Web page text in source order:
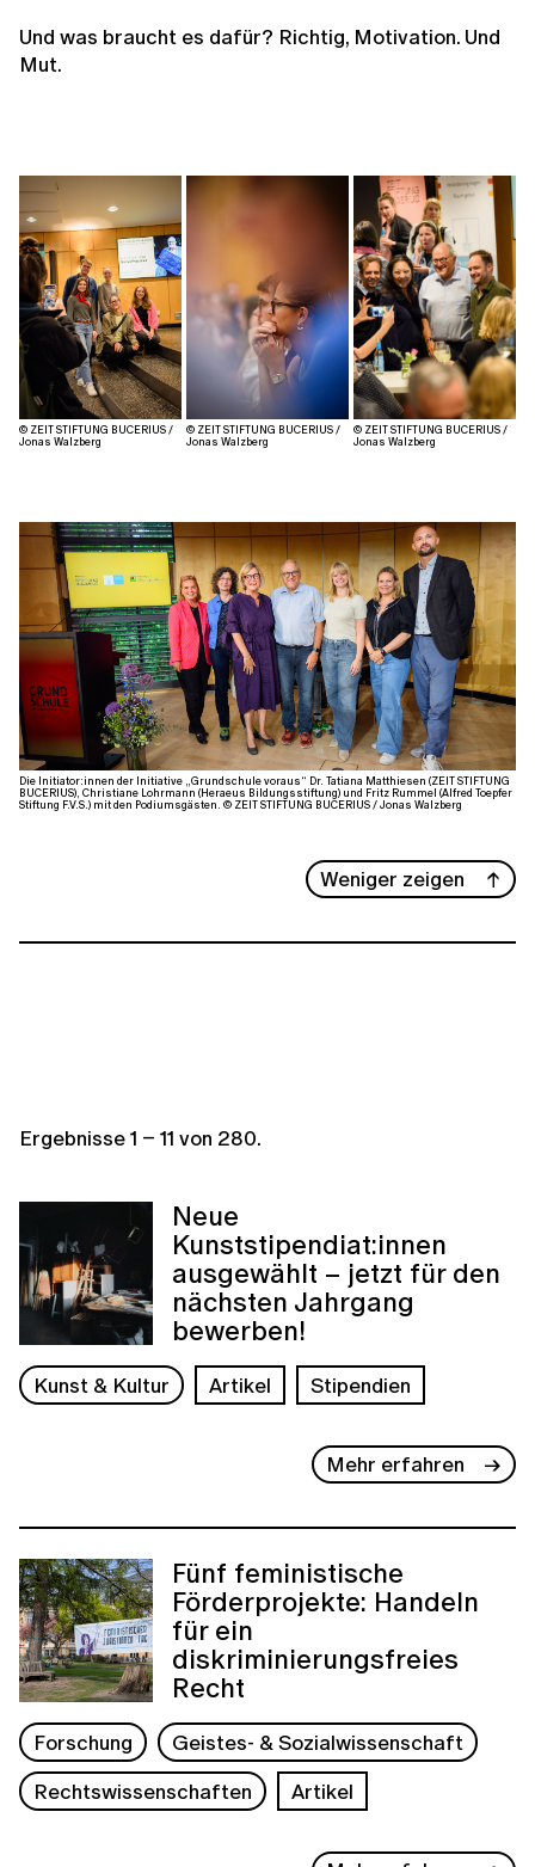
Und was braucht es dafür? Richtig, Motivation. Und
Mut.
© ZEIT STIFTUNG BUCERIUS /
Jonas Walzberg
© ZEIT STIFTUNG BUCERIUS /
Jonas Walzberg
© ZEIT STIFTUNG BUCERIUS /
Jonas Walzberg
Die Initiator:innen der Initiative „Grundschule voraus“ Dr. Tatiana Matthiesen (ZEIT STIFTUNG
BUCERIUS), Christiane Lohrmann (Heraeus Bildungsstiftung) und Fritz Rummel (Alfred Toepfer
Stiftung F.V.S.) mit den Podiumsgästen. © ZEIT STIFTUNG BUCERIUS / Jonas Walzberg
Weniger zeigen
Ergebnisse1 – 11 von 280.
Neue
Kunststipendiat:innen
ausgewählt – jetzt für den
nächsten Jahrgang
bewerben!
Kunst & Kultur Artikel Stipendien
Mehr erfahren
Fünf feministische
Förderprojekte: Handeln
für ein
diskriminierungsfreies
Recht
Forschung
Geistes- & Sozialwissenschaft
Rechtswissenschaften
Artikel